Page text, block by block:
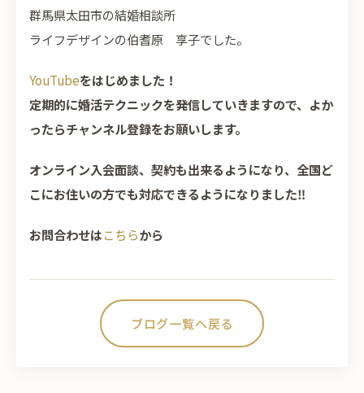
群馬県太田市の結婚相談所
ライフデザインの伯耆原 享子でした。
YouTubeをはじめました！
定期的に婚活テクニックを発信していきますので、よか
ったらチャンネル登録をお願いします。
オンライン入会面談、契約も出来るようになり、全国ど
こにお住いの方でも対応できるようになりました‼
お問合わせはこちらから
ブログ一覧へ戻る